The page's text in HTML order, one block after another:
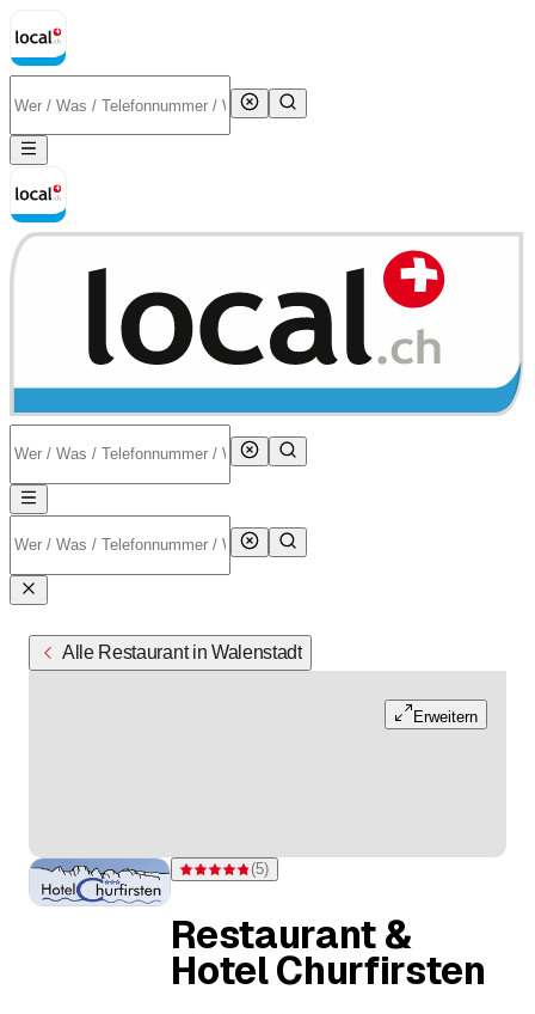
Alle Restaurant in Walenstadt
Erweitern
Bewertung 4,8 von 5 Sternen bei 5 Bewertungen
(5)
Restaurant &
Hotel Churfirsten